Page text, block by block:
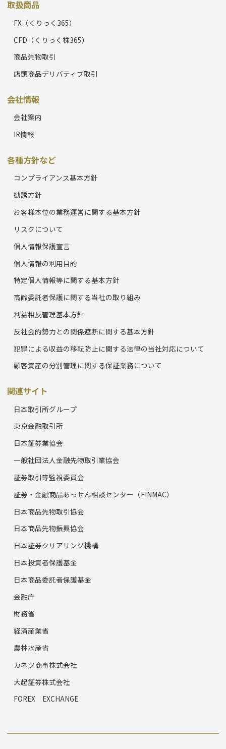
取扱商品
FX（くりっく365）
CFD（くりっく株365）
商品先物取引
店頭商品デリバティブ取引
会社情報
会社案内
IR情報
各種方針など
コンプライアンス基本方針
勧誘方針
お客様本位の業務運営に関する基本方針
リスクについて
個人情報保護宣言
個人情報の利用目的
特定個人情報等に関する基本方針
高齢委託者保護に関する当社の取り組み
利益相反管理基本方針
反社会的勢力との関係遮断に関する基本方針
犯罪による収益の移転防止に関する法律の当社対応について
顧客資産の分別管理に関する保証業務について
関連サイト
日本取引所グループ
東京金融取引所
日本証券業協会
一般社団法人金融先物取引業協会
証券取引等監視委員会
証券・金融商品あっせん相談センター（FINMAC）
日本商品先物取引協会
日本商品先物振興協会
日本証券クリアリング機構
日本投資者保護基金
日本商品委託者保護基金
金融庁
財務省
経済産業省
農林水産省
カネツ商事株式会社
大起証券株式会社
FOREX EXCHANGE